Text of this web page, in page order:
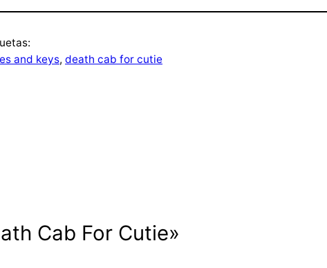
and keys, death cab for cutie
Cab For Cutie»